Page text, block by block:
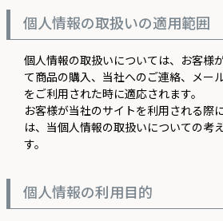
個人情報の取扱いの適用範囲
個人情報の取扱いについては、お客様
て商品の購入、当社へのご連絡、メー
をご利用された時に適応されます。
お客様が当社のサイトを利用される際
は、当個人情報の取扱いについての考
す。
個人情報の利用目的